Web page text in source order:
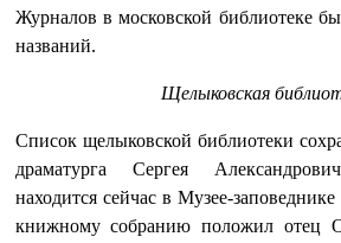
Журналов в московской библиотеке
названий.
Щелыковская
Список щелыковской библиотеки
драматурга Сергея
находится сейчас в Музее-
книжному собранию положил отец